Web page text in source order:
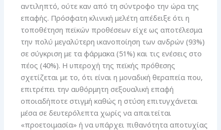
αντιληπτό, ούτε καν από τη σύντροφο την ώρα της
επαφής. Πρόσφατη κλινική μελέτη απέδειξε ότι η
τοποθέτηση πεϊκών προθέσεων είχε ως αποτέλεσμα
την πολύ μεγαλύτερη ικανοποίηση των ανδρών (93%)
σε σύγκριση με τα φάρμακα (51%) και τις ενέσεις στο
πέος (40%). Η υπεροχή της πεϊκής πρόθεσης
σχετίζεται με το, ότι είναι η μοναδική θεραπεία που,
επιτρέπει την αυθόρμητη σεξουαλική επαφή
οποιαδήποτε στιγμή καθώς η στύση επιτυγχάνεται
μέσα σε δευτερόλεπτα χωρίς να απαιτείται
«προετοιμασία» ή να υπάρχει πιθανότητα αποτυχίας